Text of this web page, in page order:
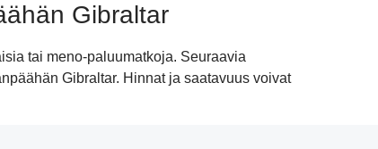
Gibraltar
tai meno-paluumatkoja. Seuraavia
Gibraltar. Hinnat ja saatavuus voivat